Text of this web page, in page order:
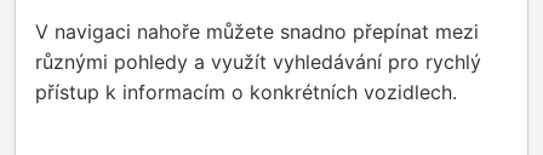
V navigaci nahoře můžete snadno přepínat mezi
různými pohledy a využít vyhledávání pro rychlý
přístup k informacím o konkrétních vozidlech.